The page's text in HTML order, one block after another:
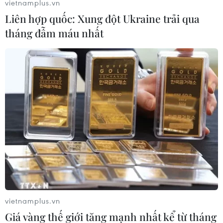
#Toyota #Thương hiệu toàn cầu
#Bảng xếp hạng
#Lexus
Nhật Bản
Theo dõi VietnamPlus
vietnamplus.vn
Liên hợp quốc: Xung đột Ukraine trải qua
tháng đẫm máu nhất
vietnamplus.vn
Giá vàng thế giới tăng mạnh nhất kể từ tháng